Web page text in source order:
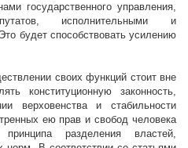
государственного управления,
исполнительными и
будет способствовать усилению
своих функций стоит вне
конституционную законность,
верховенства и стабильности
ею прав и свобод человека
разделения властей,